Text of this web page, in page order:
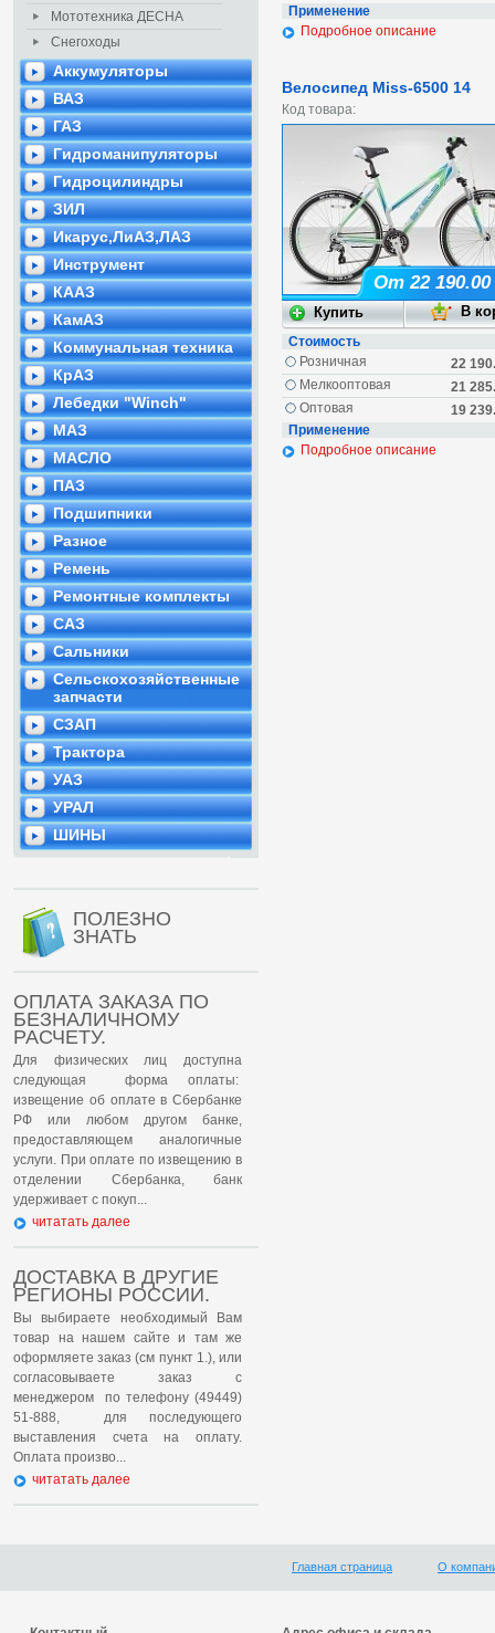
Мототехника ДЕСНА
Снегоходы
Аккумуляторы
ВАЗ
ГАЗ
Гидроманипуляторы
Гидроцилиндры
ЗИЛ
Икарус,ЛиАЗ,ЛАЗ
Инструмент
КААЗ
КамАЗ
Коммунальная техника
КрАЗ
Лебедки "Winch"
МАЗ
МАСЛО
ПАЗ
Подшипники
Разное
Ремень
Ремонтные комплекты
САЗ
Сальники
Сельскохозяйственные
запчасти
СЗАП
Трактора
УАЗ
УРАЛ
ШИНЫ
ПОЛЕЗНО
ЗНАТЬ
ОПЛАТА ЗАКАЗА ПО
БЕЗНАЛИЧНОМУ
РАСЧЕТУ.
Для физических лиц доступна
следующая форма оплаты:
извещение об оплате в Сбербанке
РФ или любом другом банке,
предоставляющем аналогичные
услуги. При оплате по извещению в
отделении Сбербанка, банк
удерживает с покуп...
читатать далее
ДОСТАВКА В ДРУГИЕ
РЕГИОНЫ РОССИИ.
Вы выбираете необходимый Вам
товар на нашем сайте и там же
оформляете заказ (см пункт 1.), или
согласовываете заказ с
менеджером по телефону (49449)
51-888, для последующего
выставления счета на оплату.
Оплата произво...
читатать далее
Применение
Подробное описание
Велосипед Miss-6500 14
Код товара:
От 22 190.00
Стоимость
22
Розничная
21
Мелкооптовая
19
Оптовая
Применение
Подробное описание
Главная страница О